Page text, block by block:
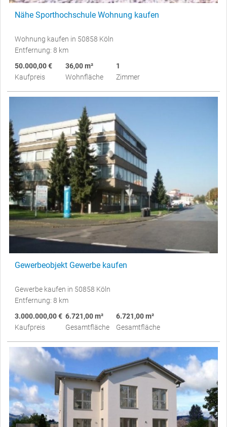
Nähe Sporthochschule Wohnung kaufen
Wohnung kaufen in 50858 Köln
Entfernung: 8 km
50.000,00 €
Kaufpreis
36,00 m²
Wohnfläche
1
Zimmer
Gewerbeobjekt Gewerbe kaufen
Gewerbe kaufen in 50858 Köln
Entfernung: 8 km
3.000.000,00 €
Kaufpreis
6.721,00 m²
Gesamtfläche
6.721,00 m²
Gesamtfläche